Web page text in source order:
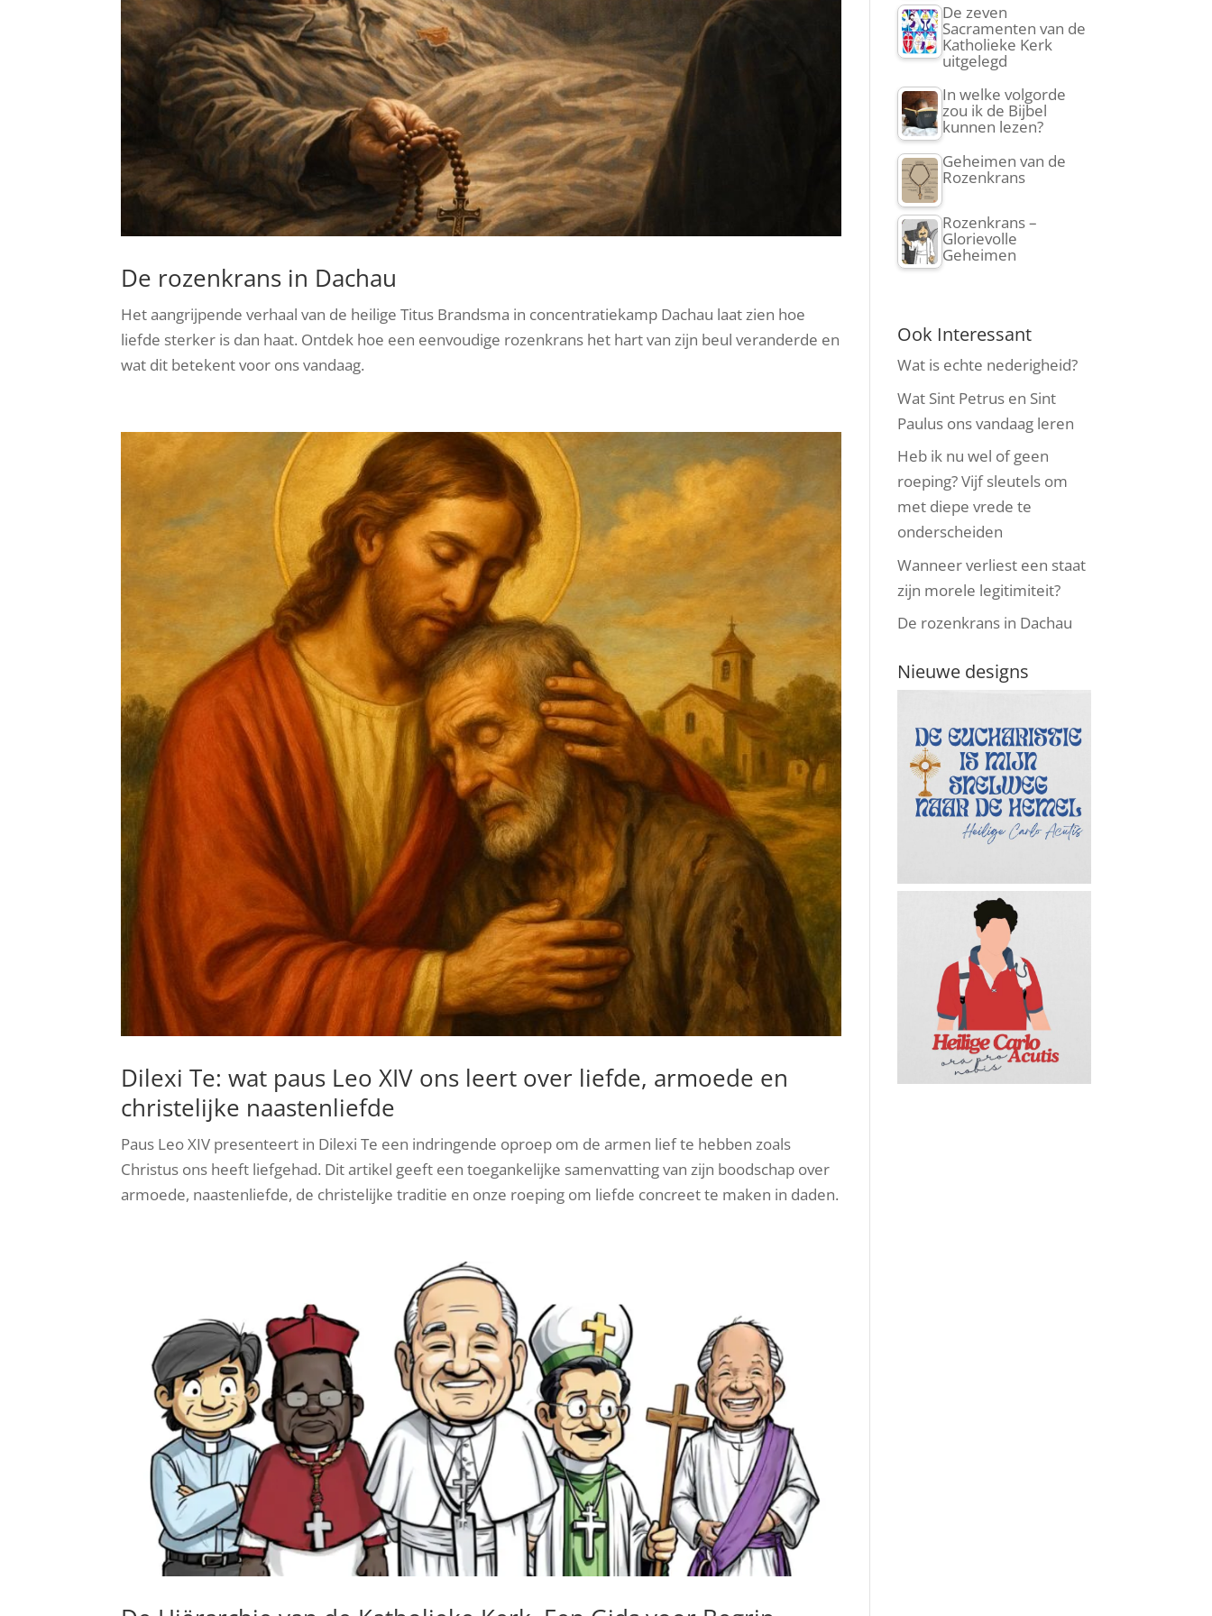
De rozenkrans in Dachau
Het aangrijpende verhaal van de heilige Titus Brandsma in concentratiekamp Dachau laat zien hoe
liefde sterker is dan haat. Ontdek hoe een eenvoudige rozenkrans het hart van zijn beul veranderde en
wat dit betekent voor ons vandaag.
Dilexi Te: wat paus Leo XIV ons leert over liefde, armoede en
christelijke naastenliefde
Paus Leo XIV presenteert in Dilexi Te een indringende oproep om de armen lief te hebben zoals
Christus ons heeft liefgehad. Dit artikel geeft een toegankelijke samenvatting van zijn boodschap over
armoede, naastenliefde, de christelijke traditie en onze roeping om liefde concreet te maken in daden.
De zeven
Sacramenten van de
Katholieke Kerk
uitgelegd
In welke volgorde
zou ik de Bijbel
kunnen lezen?
Geheimen van de
Rozenkrans
Rozenkrans –
Glorievolle
Geheimen
Ook Interessant
Wat is echte nederigheid?
Wat Sint Petrus en Sint
Paulus ons vandaag leren
Heb ik nu wel of geen
roeping? Vijf sleutels om
met diepe vrede te
onderscheiden
Wanneer verliest een staat
zijn morele legitimiteit?
De rozenkrans in Dachau
Nieuwe designs